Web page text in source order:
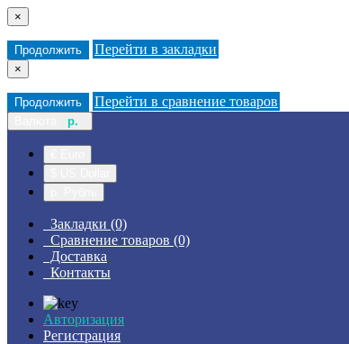
×
Продолжить Перейти в закладки
×
Продолжить Перейти в сравнение товаров
р.
Закладки (0)
Сравнение товаров (0)
Доставка
Контакты
Авторизация
Регистрация